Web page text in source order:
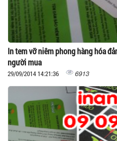
In tem vỡ niêm phong hàng hóa
người mua
29/09/2014 14:21:36 6913